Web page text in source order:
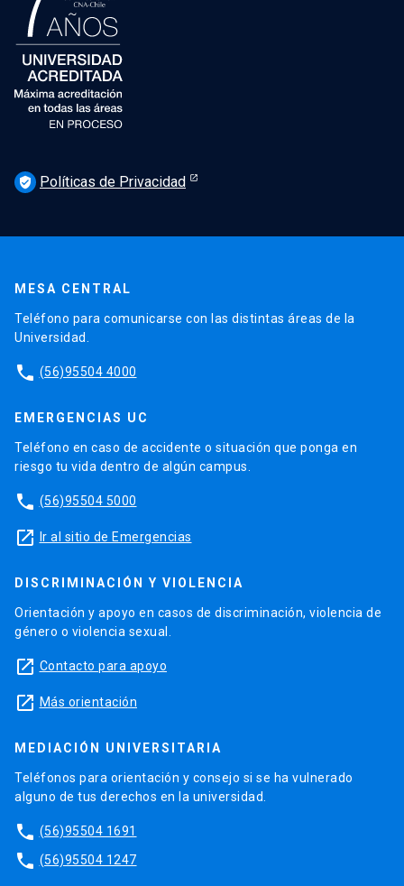
verified_user Políticas de Privacidad
MESA CENTRAL
Teléfono para comunicarse con las distintas áreas de la
Universidad.
phone (56)95504 4000
EMERGENCIAS UC
Teléfono en caso de accidente o situación que ponga en
riesgo tu vida dentro de algún campus.
phone (56)95504 5000
launch Ir al sitio de Emergencias
DISCRIMINACIÓN Y VIOLENCIA
Orientación y apoyo en casos de discriminación, violencia de
género o violencia sexual.
launch Contacto para apoyo
launch Más orientación
MEDIACIÓN UNIVERSITARIA
Teléfonos para orientación y consejo si se ha vulnerado
alguno de tus derechos en la universidad.
phone (56)95504 1691
phone (56)95504 1247